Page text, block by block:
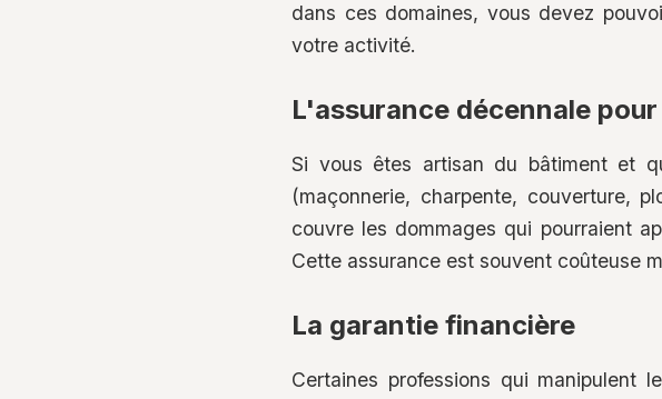
dans ces domaines, vous devez
votre activité.
L'assurance décennale
Si vous êtes artisan du bâtiment et
(maçonnerie, charpente, couverture,
couvre les dommages qui pourraient
Cette assurance est souvent coûteuse
La garantie financière
Certaines professions qui manipulent